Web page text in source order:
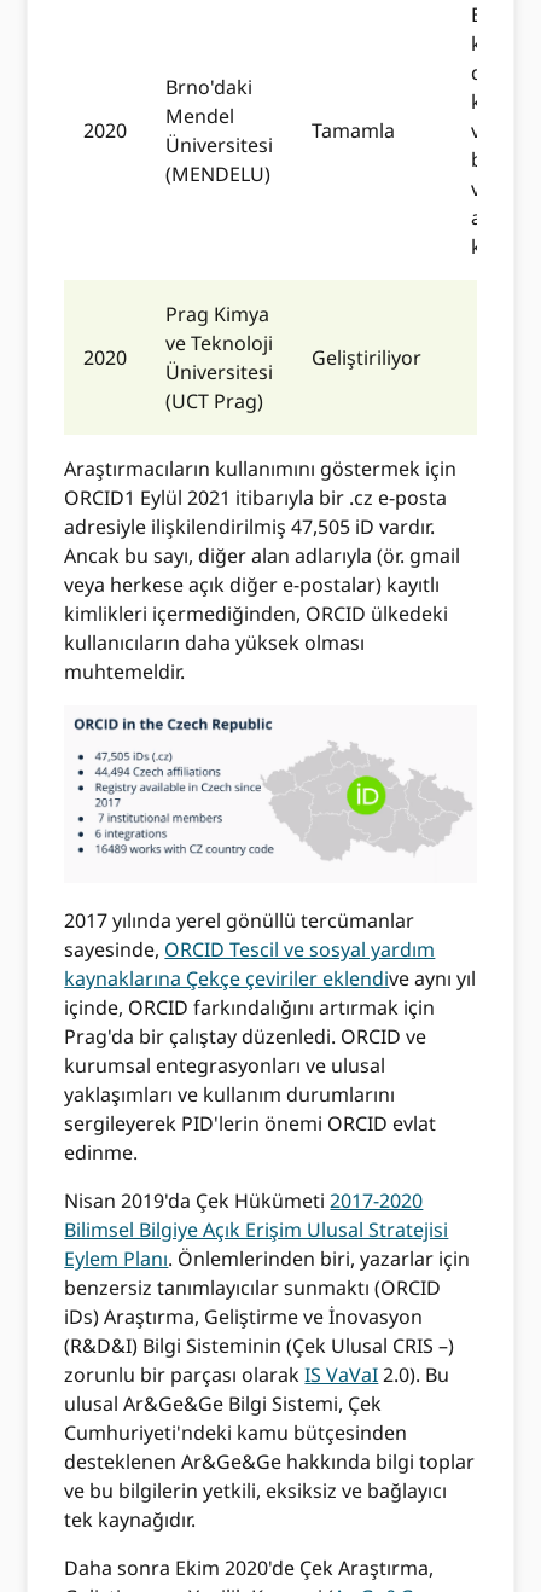
2020
Brno'daki
Mendel
Üniversitesi
(MENDELU)
Tamamla
Bu
kimliği
ve
ve
2020
Prag Kimya
ve Teknoloji
Üniversitesi
(UCT Prag)
Geliştiriliyor
Araştırmacıların kullanımını göstermek için
ORCID1 Eylül 2021 itibarıyla bir .cz e-posta
adresiyle ilişkilendirilmiş 47,505 iD vardır.
Ancak bu sayı, diğer alan adlarıyla (ör. gmail
veya herkese açık diğer e-postalar) kayıtlı
kimlikleri içermediğinden, ORCID ülkedeki
kullanıcıların daha yüksek olması
muhtemeldir.
2017 yılında yerel gönüllü tercümanlar
sayesinde, ORCID Tescil ve sosyal yardım
kaynaklarına Çekçe çeviriler eklendive aynı yıl
içinde, ORCID farkındalığını artırmak için
Prag'da bir çalıştay düzenledi. ORCID ve
kurumsal entegrasyonları ve ulusal
yaklaşımları ve kullanım durumlarını
sergileyerek PID'lerin önemi ORCID evlat
edinme.
Nisan 2019'da Çek Hükümeti2017-2020
Bilimsel Bilgiye Açık Erişim Ulusal Stratejisi
Eylem Planı. Önlemlerinden biri, yazarlar için
benzersiz tanımlayıcılar sunmaktı (ORCID
iDs) Araştırma, Geliştirme ve İnovasyon
(R&D&I) Bilgi Sisteminin (Çek Ulusal CRIS –)
zorunlu bir parçası olarakIS VaVaI2.0). Bu
ulusal Ar&Ge&Ge Bilgi Sistemi, Çek
Cumhuriyeti'ndeki kamu bütçesinden
desteklenen Ar&Ge&Ge hakkında bilgi toplar
ve bu bilgilerin yetkili, eksiksiz ve bağlayıcı
tek kaynağıdır.
Daha sonra Ekim 2020'de Çek Araştırma,